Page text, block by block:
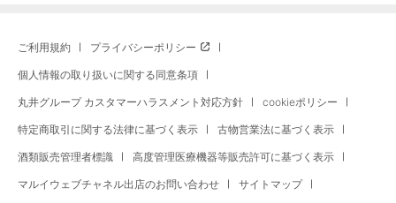
ご利用規約 プライバシーポリシー
個人情報の取り扱いに関する同意条項
丸井グループ カスタマーハラスメント対応方針 cookieポリシー
特定商取引に関する法律に基づく表示 古物営業法に基づく表示
酒類販売管理者標識 高度管理医療機器等販売許可に基づく表示
マルイウェブチャネル出店のお問い合わせ サイトマップ